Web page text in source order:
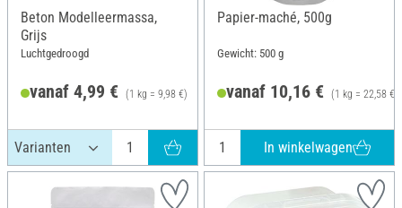
Beton Modelleermassa,
Grijs
Luchtgedroogd
vanaf 4,99 € (1 kg = 9,98 €)
Papier-maché, 500g
Gewicht: 500 g
vanaf 10,16 € (1 kg = 22,58 €)
In winkelwagen